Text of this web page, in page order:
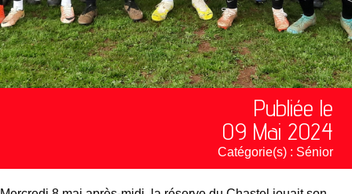
Publiée le
09 Mai 2024
Catégorie(s) : Sénior